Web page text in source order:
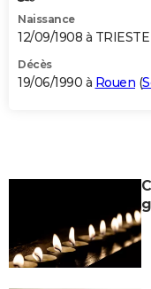
Naissance
12/09/1908 à TRIESTE
Décès
19/06/1990 à Rouen (